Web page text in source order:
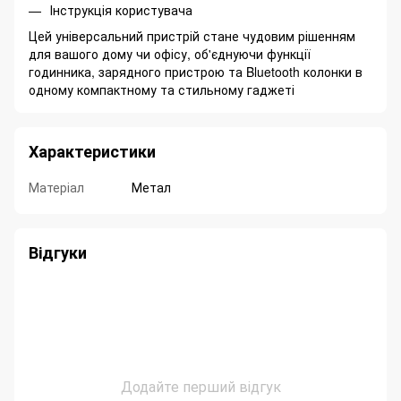
Інструкція користувача
Цей універсальний пристрій стане чудовим рішенням
для вашого дому чи офісу, об'єднуючи функції
годинника, зарядного пристрою та Bluetooth колонки в
одному компактному та стильному гаджеті
Характеристики
Матеріал Метал
Відгуки
Додайте перший відгук